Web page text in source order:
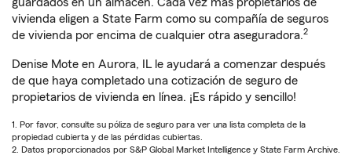
vivienda eligen a State Farm como su compañía de seguros
de vivienda por encima de cualquier otra aseguradora.2
Denise Mote en Aurora, IL le ayudará a comenzar después
de que haya completado una cotización de seguro de
propietarios de vivienda en línea. ¡Es rápido y sencillo!
1. Por favor, consulte su póliza de seguro para ver una lista completa de la
propiedad cubierta y de las pérdidas cubiertas.
2. Datos proporcionados por S&P Global Market Intelligence y State Farm Archive.